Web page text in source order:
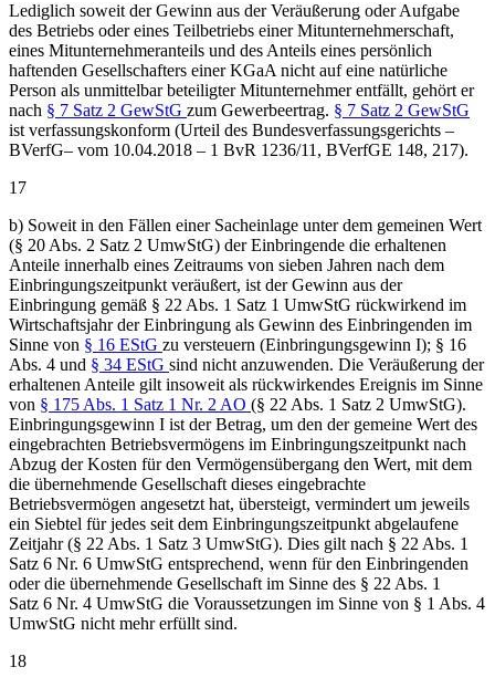
Lediglich soweit der Gewinn aus der Veräußerung oder Aufgabe
des Betriebs oder eines Teilbetriebs einer Mitunternehmerschaft,
eines Mitunternehmeranteils und des Anteils eines persönlich
haftenden Gesellschafters einer KGaA nicht auf eine natürliche
Person als unmittelbar beteiligter Mitunternehmer entfällt, gehört er
nach § 7 Satz 2 GewStG zum Gewerbeertrag. § 7 Satz 2 GewStG
ist verfassungskonform (Urteil des Bundesverfassungsgerichts –
BVerfG– vom 10.04.2018 – 1 BvR 1236/11, BVerfGE 148, 217).
17
b) Soweit in den Fällen einer Sacheinlage unter dem gemeinen Wert
(§ 20 Abs. 2 Satz 2 UmwStG) der Einbringende die erhaltenen
Anteile innerhalb eines Zeitraums von sieben Jahren nach dem
Einbringungszeitpunkt veräußert, ist der Gewinn aus der
Einbringung gemäß § 22 Abs. 1 Satz 1 UmwStG rückwirkend im
Wirtschaftsjahr der Einbringung als Gewinn des Einbringenden im
Sinne von § 16 EStG zu versteuern (Einbringungsgewinn I); § 16
Abs. 4 und § 34 EStG sind nicht anzuwenden. Die Veräußerung der
erhaltenen Anteile gilt insoweit als rückwirkendes Ereignis im Sinne
von § 175 Abs. 1 Satz 1 Nr. 2 AO (§ 22 Abs. 1 Satz 2 UmwStG).
Einbringungsgewinn I ist der Betrag, um den der gemeine Wert des
eingebrachten Betriebsvermögens im Einbringungszeitpunkt nach
Abzug der Kosten für den Vermögensübergang den Wert, mit dem
die übernehmende Gesellschaft dieses eingebrachte
Betriebsvermögen angesetzt hat, übersteigt, vermindert um jeweils
ein Siebtel für jedes seit dem Einbringungszeitpunkt abgelaufene
Zeitjahr (§ 22 Abs. 1 Satz 3 UmwStG). Dies gilt nach § 22 Abs. 1
Satz 6 Nr. 6 UmwStG entsprechend, wenn für den Einbringenden
oder die übernehmende Gesellschaft im Sinne des § 22 Abs. 1
Satz 6 Nr. 4 UmwStG die Voraussetzungen im Sinne von § 1 Abs. 4
UmwStG nicht mehr erfüllt sind.
18